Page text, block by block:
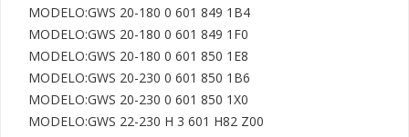
MODELO:GWS 20-180 0 601 849 1B4
MODELO:GWS 20-180 0 601 849 1F0
MODELO:GWS 20-180 0 601 850 1E8
MODELO:GWS 20-230 0 601 850 1B6
MODELO:GWS 20-230 0 601 850 1X0
MODELO:GWS 22-230 H 3 601 H82 Z00